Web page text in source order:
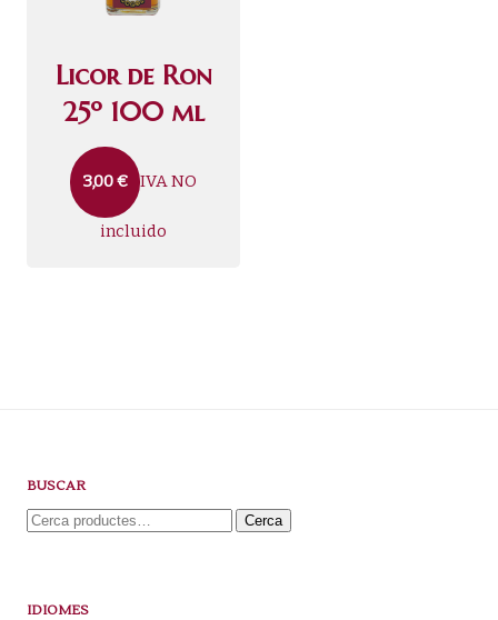
Licor de Ron
25º 100 ml
3,00€ IVA NO
incluido
BUSCAR
Cerca: Cerca
IDIOMES